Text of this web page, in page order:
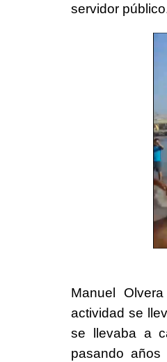
servidor
Manuel
actividad se
se llevaba a
pasando años